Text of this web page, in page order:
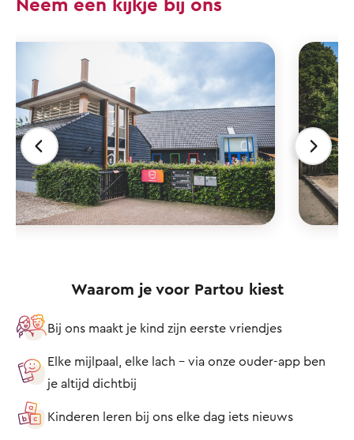
Waarom je voor Partou kiest
Bij ons maakt je kind zijn eerste vriendjes
Elke mijlpaal, elke lach – via onze ouder-app ben
je altijd dichtbij
Kinderen leren bij ons elke dag iets nieuws